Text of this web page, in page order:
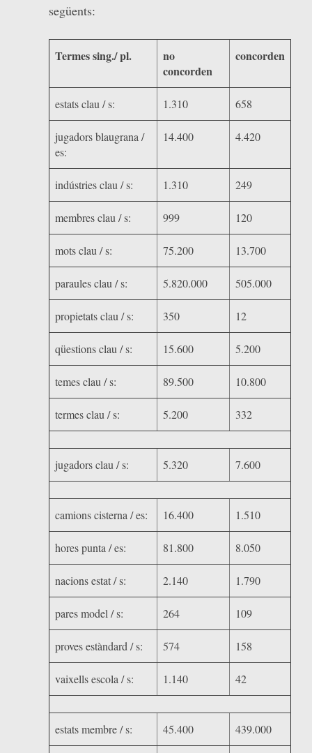
següents:
Termes sing./ pl.
no
concorden
concorden
estats clau / s: 1.310 658
jugadors blaugrana /
es:
14.400 4.420
indústries clau / s: 1.310 249
membres clau / s: 999 120
mots clau / s: 75.200 13.700
paraules clau / s: 5.820.000 505.000
propietats clau / s: 350 12
qüestions clau / s: 15.600 5.200
temes clau / s: 89.500 10.800
termes clau / s: 5.200 332
jugadors clau / s: 5.320 7.600
camions cisterna / es: 16.400 1.510
hores punta / es: 81.800 8.050
nacions estat / s: 2.140 1.790
pares model / s: 264 109
proves estàndard / s: 574 158
vaixells escola / s: 1.140 42
estats membre / s: 45.400 439.000